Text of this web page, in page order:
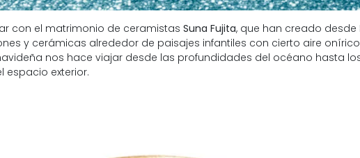
con el matrimonio de ceramistas Suna Fujita, que han creado desde
y cerámicas alrededor de paisajes infantiles con cierto aire
nos hace viajar desde las profundidades del océano hasta
espacio exterior.